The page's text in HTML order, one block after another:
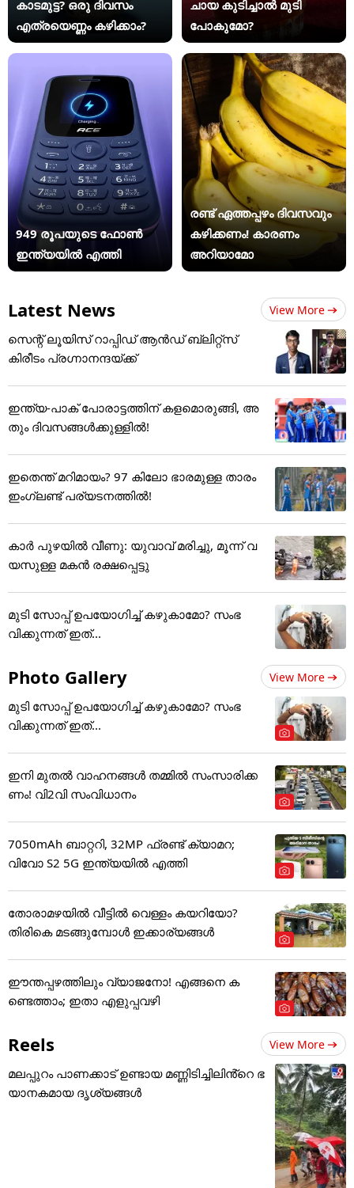
കാടമുട്ട? ഒരു ദിവസം
എത്രയെണ്ണം കഴിക്കാം?
ചായ കുടിച്ചാൽ മുടി
പോകുമോ?
949 രൂപയുടെ ഫോൺ
ഇന്ത്യയിൽ എത്തി
രണ്ട് ഏത്തപ്പഴം ദിവസവും
കഴിക്കണം! കാരണം
അറിയാമോ
Latest News View More
സെന്റ് ലൂയിസ് റാപ്പിഡ് ആൻഡ് ബ്ലിറ്റ്സ്
കിരീടം പ്രഗ്നാനന്ദയ്ക്ക്
ഇന്ത്യ-പാക് പോരാട്ടത്തിന് കളമൊരുങ്ങി, അ
തും ദിവസങ്ങള്‍ക്കുള്ളില്‍!
ഇതെന്ത് മറിമായം? 97 കിലോ ഭാരമുള്ള താരം
ഇംഗ്ലണ്ട് പര്യടനത്തില്‍!
കാർ പുഴയിൽ വീണു: യുവാവ് മരിച്ചു, മൂന്ന് വ
യസുള്ള മകൻ രക്ഷപ്പെട്ടു
മുടി സോപ്പ് ഉപയോഗിച്ച് കഴുകാമോ? സംഭ
വിക്കുന്നത് ഇത്...
Photo Gallery View More
മുടി സോപ്പ് ഉപയോഗിച്ച് കഴുകാമോ? സംഭ
വിക്കുന്നത് ഇത്...
ഇനി മുതൽ വാഹനങ്ങൾ തമ്മിൽ സംസാരിക്ക
ണം! വി2വി സംവിധാനം
7050mAh ബാറ്ററി, 32MP ഫ്രണ്ട് ക്യാമറ;
വിവോ S2 5G ഇന്ത്യയിൽ എത്തി
തോരാമഴയിൽ വീട്ടിൽ വെള്ളം കയറിയോ?
തിരികെ മടങ്ങുമ്പോൾ ഇക്കാര്യങ്ങൾ
ഈന്തപ്പഴത്തിലും വ്യാജനോ! എങ്ങനെ ക
ണ്ടെത്താം; ഇതാ എളുപ്പവഴി
Reels View More
മലപ്പുറം പാണക്കാട് ഉണ്ടായ മണ്ണിടിച്ചിലിൻ്റെ ഭ
യാനകമായ ദൃശ്യങ്ങൾ